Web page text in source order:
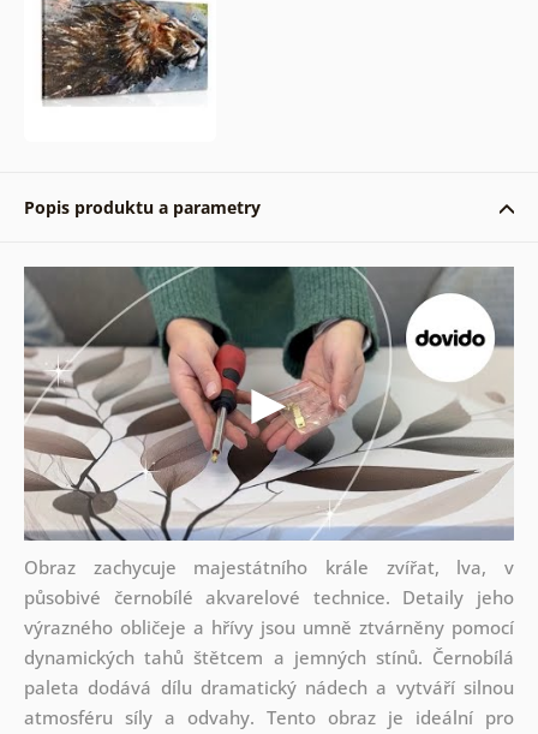
Popis produktu a parametry
Obraz zachycuje majestátního krále zvířat, lva, v
působivé černobílé akvarelové technice. Detaily jeho
výrazného obličeje a hřívy jsou umně ztvárněny pomocí
dynamických tahů štětcem a jemných stínů. Černobílá
paleta dodává dílu dramatický nádech a vytváří silnou
atmosféru síly a odvahy. Tento obraz je ideální pro